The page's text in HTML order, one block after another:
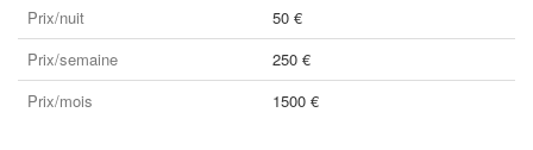
Prix/nuit
50 €
Prix/semaine
250 €
Prix/mois
1500 €